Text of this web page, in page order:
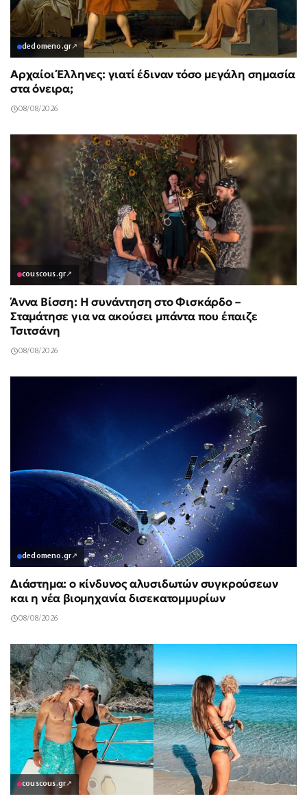
dedomeno.gr↗
Αρχαίοι Έλληνες: γιατί έδιναν τόσο μεγάλη σημασία
στα όνειρα;
08/08/2026
couscous.gr↗
Άννα Βίσση: Η συνάντηση στο Φισκάρδο –
Σταμάτησε για να ακούσει μπάντα που έπαιζε
Τσιτσάνη
08/08/2026
dedomeno.gr↗
Διάστημα: ο κίνδυνος αλυσιδωτών συγκρούσεων
και η νέα βιομηχανία δισεκατομμυρίων
08/08/2026
couscous.gr↗